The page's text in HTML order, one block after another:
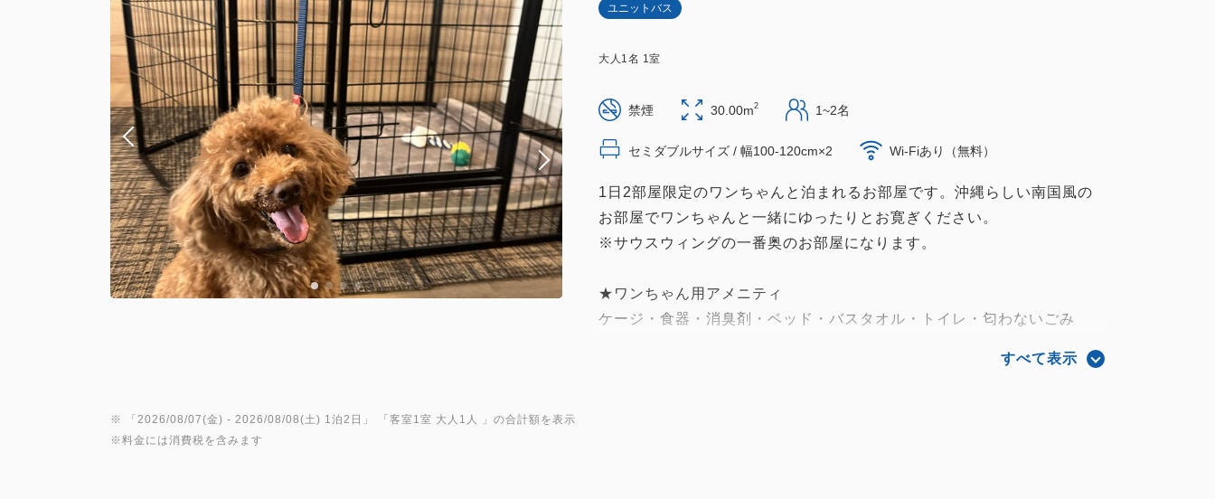
ユニットバス
大人 1名 1室
禁煙 30.00m2 1~2名
セミダブルサイズ / 幅100-120cm×2 Wi-Fiあり（無料）
1日2部屋限定のワンちゃんと泊まれるお部屋です。沖縄らしい南国風の
お部屋でワンちゃんと一緒にゆったりとお寛ぎください。
※サウスウィングの一番奥のお部屋になります。
★ワンちゃん用アメニティ
ケージ・食器・消臭剤・ベッド・バスタオル・トイレ・匂わないごみ
すべて表示
※ 「 2026/08/07(金) - 2026/08/08(土) 1泊2日 」 「 客室1室 大人1人
」の合計額を表示
※料金には消費税を含みます